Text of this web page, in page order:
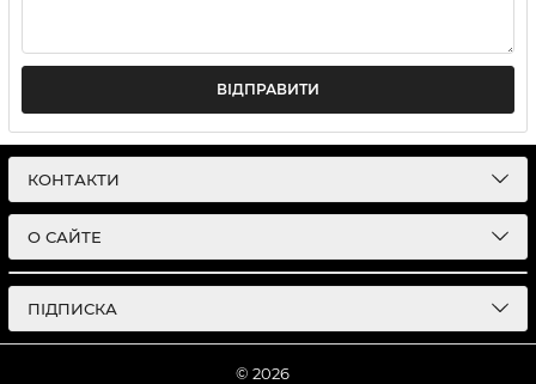
ВІДПРАВИТИ
КОНТАКТИ
О САЙТЕ
ПІДПИСКА
© 2026